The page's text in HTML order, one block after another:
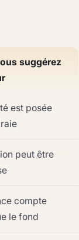
suggérez
est posée
peut être
compte
le fond